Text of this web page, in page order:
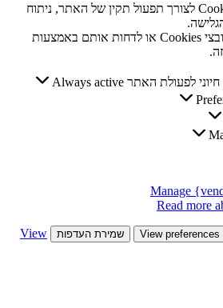
האתר משתמש בקובצי Cookies לצורך תפעול תקין של האתר, ניתוח
ניתן לאשר את השימוש בקובצי Cookies או לדחות אותם באמצעות
חיוני לפעולת האתר Always active
Manage
Read more
View preferences שמירת העדפות
View